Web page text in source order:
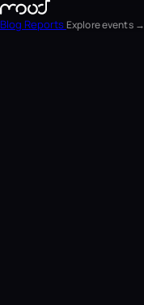
Blog Reports Explore events →